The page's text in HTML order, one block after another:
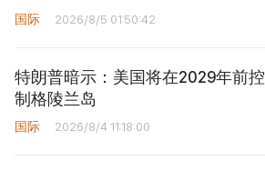
国际 2026/8/5 01:50:42
特朗普暗示：美国将在2029年前控
制格陵兰岛
国际 2026/8/4 11:18:00